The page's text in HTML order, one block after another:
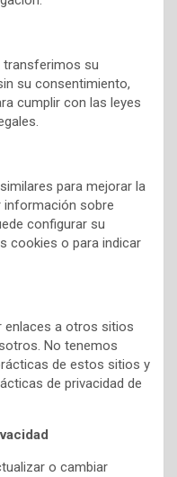
transferimos su
su consentimiento,
cumplir con las leyes
para mejorar la
información sobre
configurar su
cookies o para indicar
enlaces a otros sitios
No tenemos
de estos sitios y
de privacidad de
o cambiar